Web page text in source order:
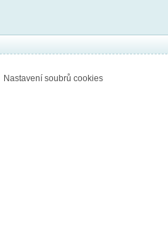
Nastavení soubrů cookies